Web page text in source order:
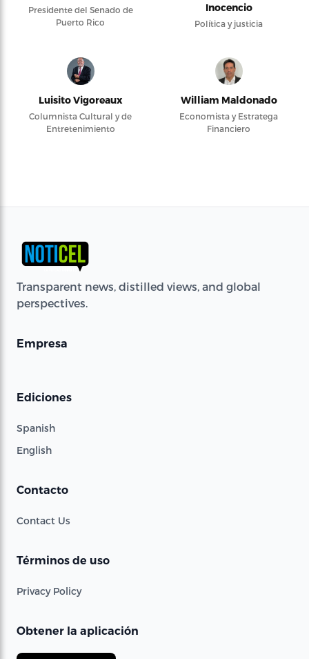
Presidente del Senado de
Puerto Rico
Inocencio
Política y justicia
Luisito Vigoreaux
Columnista Cultural y de
Entretenimiento
William Maldonado
Economista y Estratega
Financiero
Transparent news, distilled views, and global
perspectives.
Empresa
Ediciones
Spanish
English
Contacto
Contact Us
Términos de uso
Privacy Policy
Obtener la aplicación